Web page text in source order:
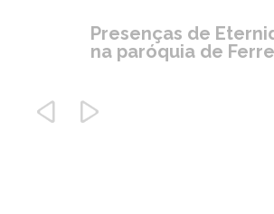
Presenças de
na paróquia de
 